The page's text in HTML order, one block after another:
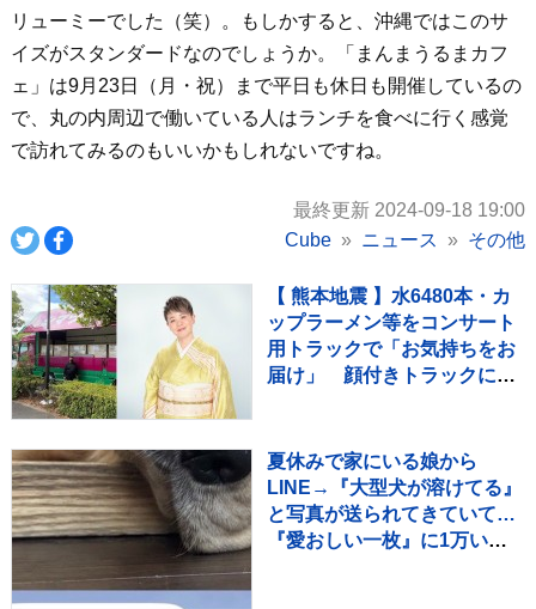
リューミーでした（笑）。もしかすると、沖縄ではこのサ
イズがスタンダードなのでしょうか。「まんまうるまカフ
ェ」は9月23日（月・祝）まで平日も休日も開催しているの
で、丸の内周辺で働いている人はランチを食べに行く感覚
で訪れてみるのもいいかもしれないですね。
最終更新 2024-09-18 19:00
Cube
ニュース その他
【 熊本地震 】水6480本・カ
ップラーメン等をコンサート
用トラックで「お気持ちをお
届け」 顔付きトラックにた
夏休みで家にいる娘から
LINE→『大型犬が溶けてる』
と写真が送られてきていて…
『愛おしい一枚』に1万いい